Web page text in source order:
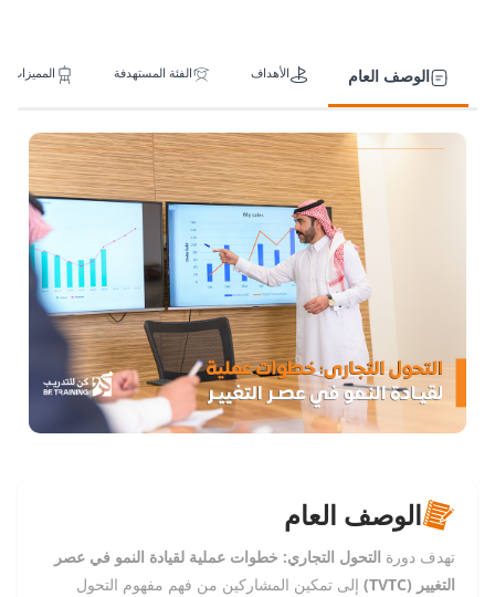
الوصف العام الأهداف الفئة المستهدفة المميزات
الوصف العام
تهدف دورة التحول التجاري: خطوات عملية لقيادة النمو في عصر
التغيير (TVTC)
إلى تمكين المشاركين من فهم مفهوم التحول